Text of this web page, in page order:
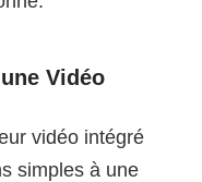
Vidéo
vidéo intégré
simples à une